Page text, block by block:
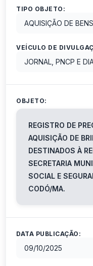
TIPO OBJETO:
AQUISIÇÃO DE BENS
VEÍCULO DE
JORNAL, PNCP E
OBJETO:
REGISTRO DE
AQUISIÇÃO DE
DESTINADOS À
SECRETARIA
SOCIAL E
CODÓ/MA.
DATA PUBLICAÇÃO:
09/10/2025